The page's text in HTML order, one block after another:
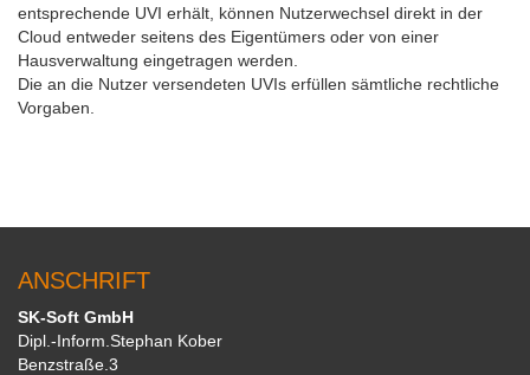
entsprechende UVI erhält, können Nutzerwechsel direkt in der
Cloud entweder seitens des Eigentümers oder von einer
Hausverwaltung eingetragen werden.
Die an die Nutzer versendeten UVIs erfüllen sämtliche rechtliche
Vorgaben.
ANSCHRIFT
SK-Soft GmbH
Dipl.-Inform.Stephan Kober
Benzstraße.3